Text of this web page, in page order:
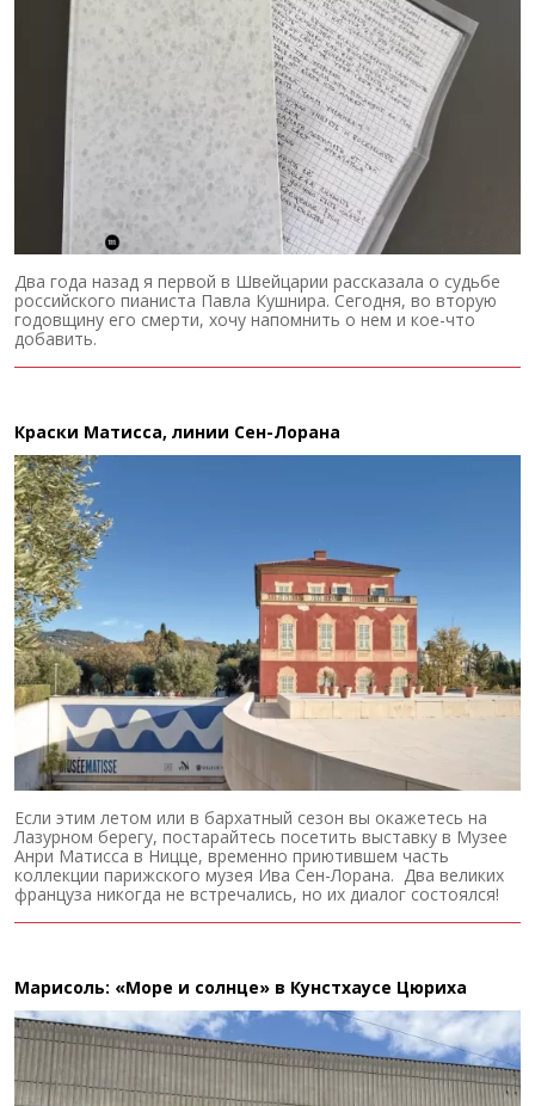
Два года назад я первой в Швейцарии рассказала о судьбе
российского пианиста Павла Кушнира. Сегодня, во вторую
годовщину его смерти, хочу напомнить о нем и кое-что
добавить.
Краски Матисса, линии Сен-Лорана
Если этим летом или в бархатный сезон вы окажетесь на
Лазурном берегу, постарайтесь посетить выставку в Музее
Анри Матисса в Ницце, временно приютившем часть
коллекции парижского музея Ива Сен-Лорана. Два великих
француза никогда не встречались, но их диалог состоялся!
Марисоль: «Море и солнце» в Кунстхаусе Цюриха